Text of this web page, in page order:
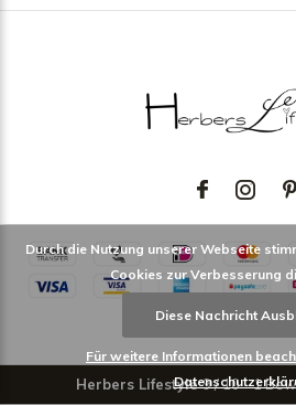
Herbers Lifestyle9/10-1
Durch die Nutzung unserer Webseite
Cookies zur Verbesserung
Diese Nachricht
Für weitere Informationen